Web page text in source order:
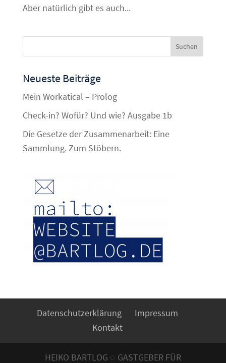
Aber natürlich gibt es auch...
Neueste Beiträge
Mein Workatical – Prolog
Check-in? Wofür? Und wie? Ausgabe 1b
Die Gesetze der Zusammenarbeit: Eine
Sammlung. Zum Stöbern.
Datenschutzerklärung
Impressum
Kontakt
HEIKO BARTLOG ◌ GASTGEBER FÜR